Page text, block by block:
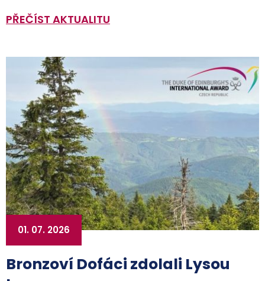
PŘEČÍST AKTUALITU
Bronzoví Dofáci zdolali Lysou
01. 07. 2026